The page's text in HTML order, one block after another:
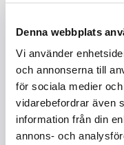
Denna webbplats
Vi använder
och annonserna till
för sociala medier
vidarebefordrar även
information från din
annons- och
BLÜTHNER
I lager